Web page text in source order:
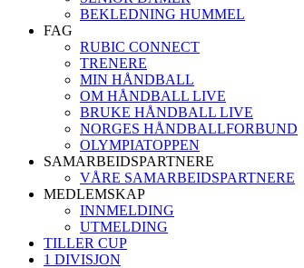
BEKLEDNING HUMMEL
FAG
RUBIC CONNECT
TRENERE
MIN HÅNDBALL
OM HÅNDBALL LIVE
BRUKE HÅNDBALL LIVE
NORGES HÅNDBALLFORBUND
OLYMPIATOPPEN
SAMARBEIDSPARTNERE
VÅRE SAMARBEIDSPARTNERE
MEDLEMSKAP
INNMELDING
UTMELDING
TILLER CUP
1 DIVISJON